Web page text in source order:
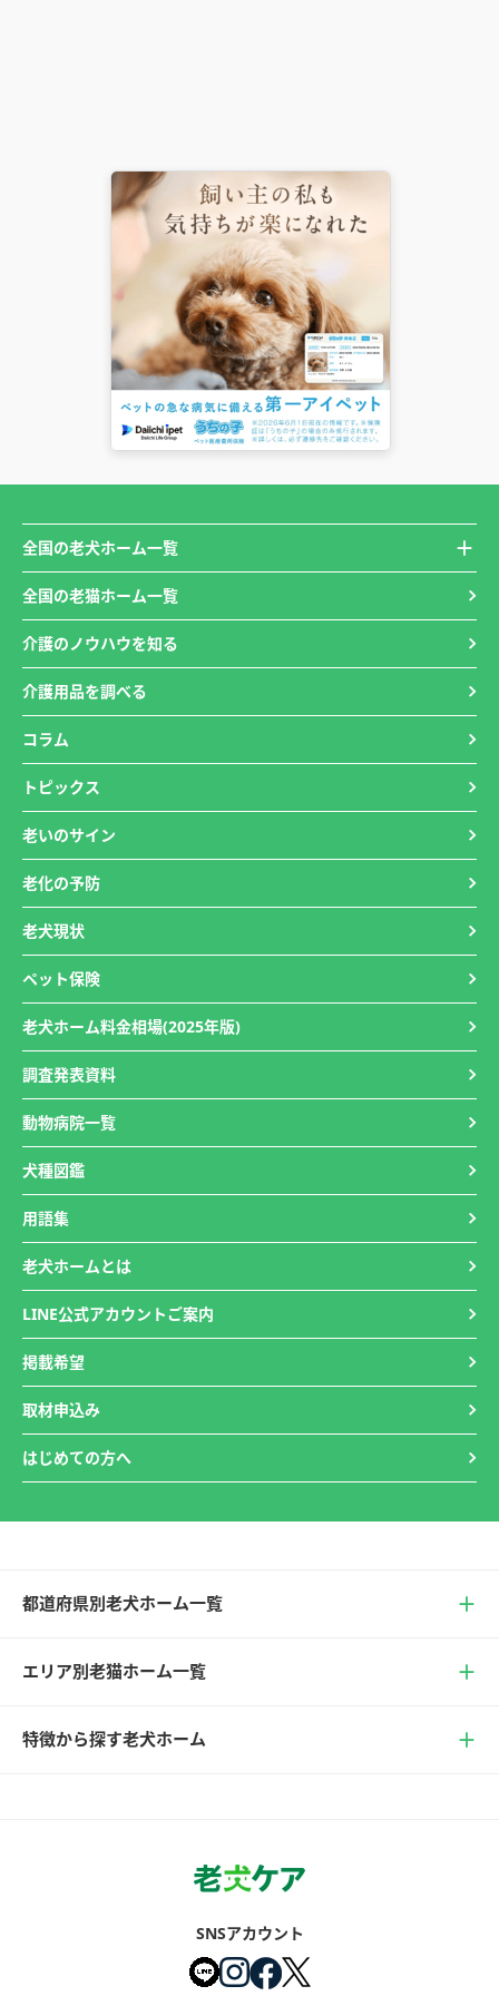
全国の老犬ホーム一覧
全国の老猫ホーム一覧
介護のノウハウを知る
介護用品を調べる
コラム
トピックス
老いのサイン
老化の予防
老犬現状
ペット保険
老犬ホーム料金相場(2025年版)
調査発表資料
動物病院一覧
犬種図鑑
用語集
老犬ホームとは
LINE公式アカウントご案内
掲載希望
取材申込み
はじめての方へ
都道府県別老犬ホーム一覧
エリア別老猫ホーム一覧
特徴から探す老犬ホーム
SNSアカウント